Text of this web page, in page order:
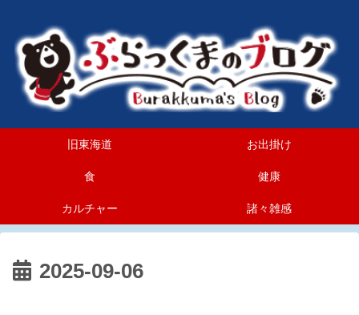
旧東海道 お出掛け
食 健康
カルチャー 諸々雑感
2025-09-06